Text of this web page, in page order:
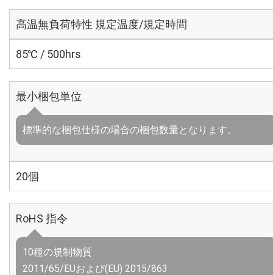
高温無負荷特性 規定温度/規定時間
85℃ / 500hrs
最小梱包単位
標準的な梱包仕様の場合の梱包数量となります。
20個
RoHS 指令
10種の規制物質
2011/65/EUおよび(EU) 2015/863